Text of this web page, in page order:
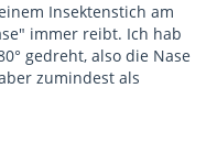
Insektenstich am
immer reibt. Ich hab
gedreht, also die Nase
zumindest als